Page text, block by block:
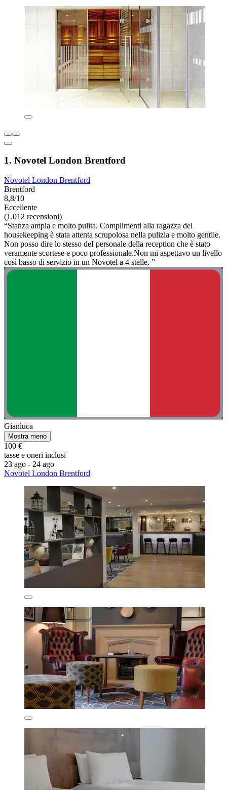
1. Novotel London Brentford
Novotel London Brentford
Brentford
8,8/10
Eccellente
(1.012 recensioni)
“Stanza ampia e molto pulita. Complimenti alla ragazza del
housekeeping è stata attenta scrupolosa nella pulizia e molto gentile.
Non posso dire lo stesso deI personale della reception che è stato
veramente scortese e poco professionale.Non mi aspettavo un livello
così basso di servizio in un Novotel a 4 stelle. ”
Gianluca
Mostra meno
100 €
tasse e oneri inclusi
23 ago - 24 ago
Novotel London Brentford